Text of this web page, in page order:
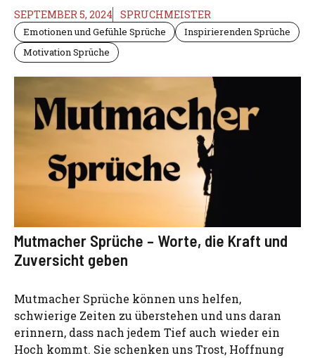
SEPTEMBER 5, 2024 SPRUCHMEISTER
Emotionen und Gefühle Sprüche
Inspirierenden Sprüche
Motivation Sprüche
Mutmacher Sprüche – Worte, die Kraft und
Zuversicht geben
Mutmacher Sprüche können uns helfen,
schwierige Zeiten zu überstehen und uns daran
erinnern, dass nach jedem Tief auch wieder ein
Hoch kommt. Sie schenken uns Trost, Hoffnung